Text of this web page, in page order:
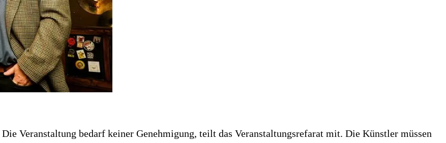
Veranstaltung bedarf keiner Genehmigung, teilt das Veranstaltungsrefarat mit. Die Künstler müssen